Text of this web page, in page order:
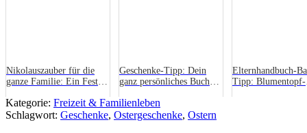
Nikolauszauber für die
ganze Familie: Ein Fest
Tradition
Geschenke-Tipp: Dein
ganz persönliches Buch
Elternhandbuch-
Tipp: Blumentopf-
Kategorie: Freizeit & Familienleben
Schlagwort: Geschenke, Ostergeschenke, Ostern